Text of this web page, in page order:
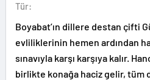
Tür:
Boyabat’ın dillere destan çifti
evliliklerinin hemen ardından
sınavıyla karşı karşıya kalır.
birlikte konağa haciz gelir, tüm